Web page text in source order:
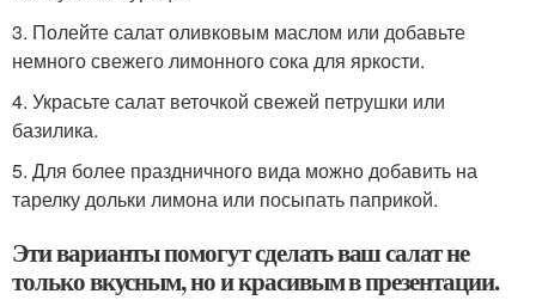
3. Полейте салат оливковым маслом или добавьте
немного свежего лимонного сока для яркости.
4. Украсьте салат веточкой свежей петрушки или
базилика.
5. Для более праздничного вида можно добавить на
тарелку дольки лимона или посыпать паприкой.
Эти варианты помогут сделать ваш салат не
только вкусным, но и красивым в презентации.